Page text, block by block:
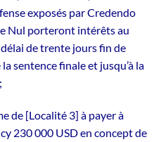
exposés par Credendo
Nul porteront intérêts au
de trente jours fin de
sentence finale et jusqu’à la
de [Localité 3] à payer à
230 000 USD en concept de